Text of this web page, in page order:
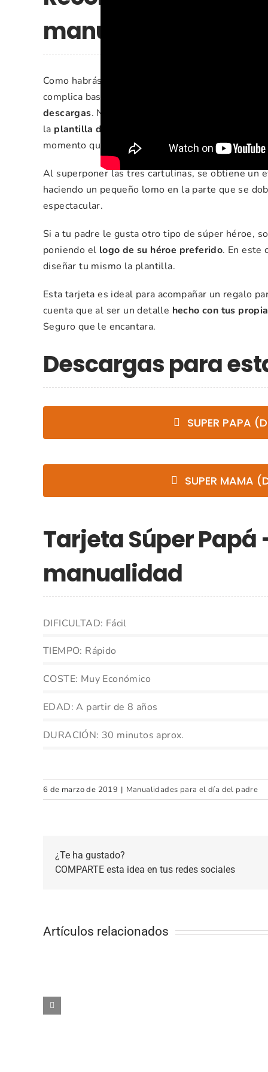
manualidad
Como habrás viso en el vídeo hacer esta
complica bastante. Así que hemos dejado la
descargas. No podíamos olvidarnos de las
la plantilla de Súper Mamá
, una idea que
momento que quieras tener un detalle con ella.
Al superponer las tres cartulinas, se obtiene un
haciendo un pequeño lomo en la parte que se
espectacular.
Si a tu padre le gusta otro tipo de súper héroe,
poniendo el logo de su héroe preferido. En este
diseñar tu mismo la plantilla.
Esta tarjeta es ideal para acompañar un regalo
cuenta que al ser un detalle hecho con tus
Seguro que le encantara.
Descargas para
SUPER PAPA
SUPER MAMA
Tarjeta Súper Papá
manualidad
DIFICULTAD: Fácil
TIEMPO: Rápido
COSTE: Muy Económico
EDAD: A partir de 8 años
DURACIÓN: 30 minutos aprox.
6 de marzo de 2019 | Manualidades para el día del padre
¿Te ha gustado?
COMPARTE esta idea en tus redes sociales
Artículos relacionados